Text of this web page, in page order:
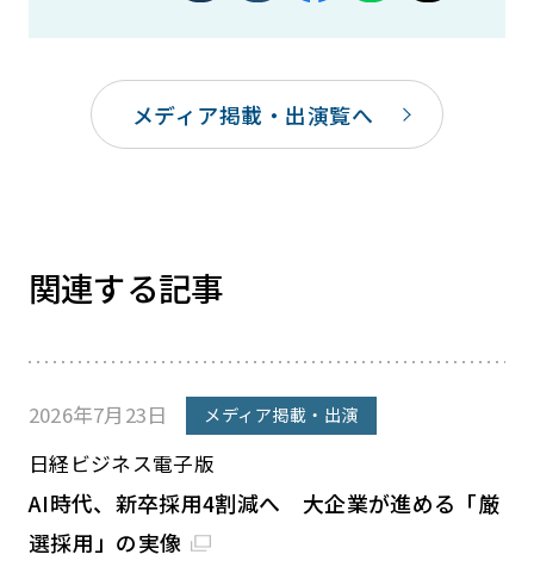
メディア掲載・出演覧へ
関連する記事
2026年7月23日 メディア掲載・出演
日経ビジネス電子版
AI時代、新卒採用4割減へ 大企業が進める「厳
選採用」の実像